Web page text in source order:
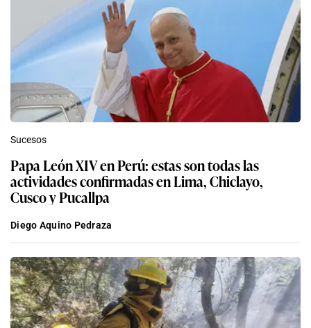
Sucesos
Papa León XIV en Perú: estas son todas las
actividades confirmadas en Lima, Chiclayo,
Cusco y Pucallpa
Diego Aquino Pedraza